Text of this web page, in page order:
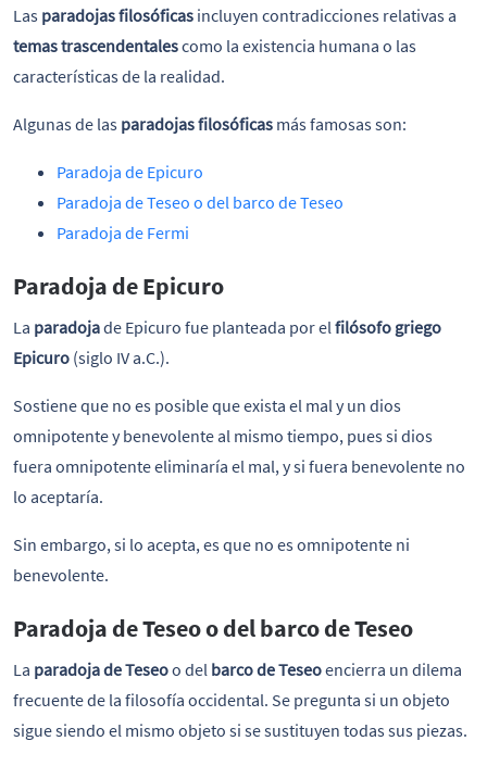
Las paradojas filosóficas incluyen contradicciones relativas a
temas trascendentalescomo la existencia humana o las
características de la realidad.
Algunas de las paradojas filosóficas más famosas son:
Paradoja de Epicuro
Paradoja de Teseo o del barco de Teseo
Paradoja de Fermi
Paradoja de Epicuro
La paradojade Epicuro fue planteada por elfilósofo griego
Epicuro (siglo IV a.C.).
Sostiene que no es posible que exista el mal y un dios
omnipotente y benevolente al mismo tiempo, pues si dios
fuera omnipotente eliminaría el mal, y si fuera benevolente no
lo aceptaría.
Sin embargo, si lo acepta, es que no es omnipotente ni
benevolente.
Paradoja de Teseo o del barco de Teseo
La paradojade Teseoo del barco de Teseoencierra un dilema
frecuente de la filosofía occidental. Se pregunta si un objeto
sigue siendo el mismo objeto si se sustituyen todas sus piezas.